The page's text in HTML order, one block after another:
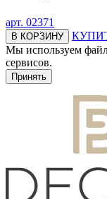
арт. 02371
В КОРЗИНУ
Мы используем
сервисов.
Принять